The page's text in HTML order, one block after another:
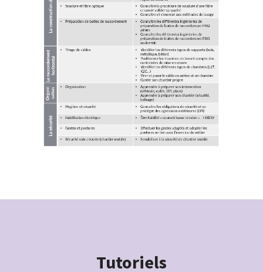
Tutoriels